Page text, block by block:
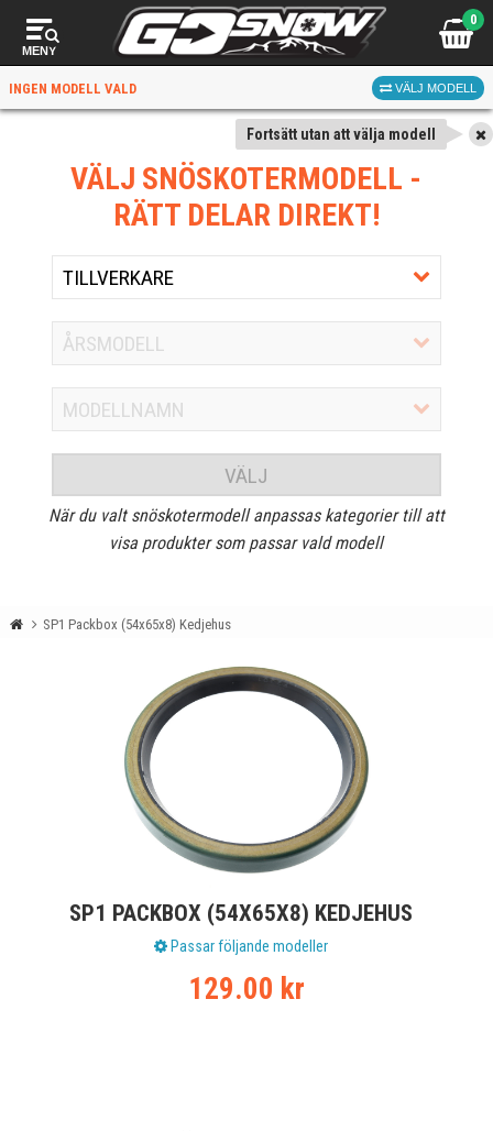
MENY
0
INGEN MODELL VALD VÄLJ MODELL
Fortsätt utan att välja modell
VÄLJ SNÖSKOTERMODELL -
RÄTT DELAR DIREKT!
VÄLJ
När du valt snöskotermodell anpassas kategorier till att
visa produkter som passar vald modell
SP1 Packbox (54x65x8) Kedjehus
SP1 PACKBOX (54X65X8) KEDJEHUS
Passar följande modeller
129.00 kr